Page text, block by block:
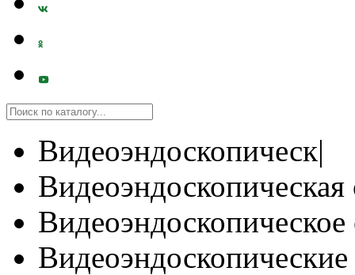
Видеоэндоскопическ|
Видеоэндоскопическая